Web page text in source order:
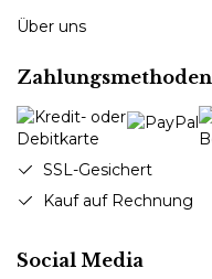
Über uns
Zahlungsmethoden
SSL-Gesichert
Kauf auf Rechnung
Social Media